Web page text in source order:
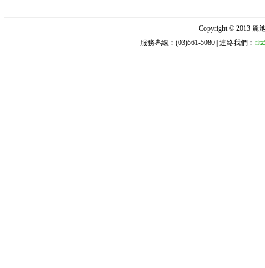
Copyright © 2013 麗
服務專線︰(03)561-5080 | 連絡我們︰